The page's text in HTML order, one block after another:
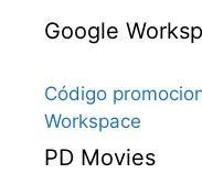
Google
Código
Workspace
PD Movies